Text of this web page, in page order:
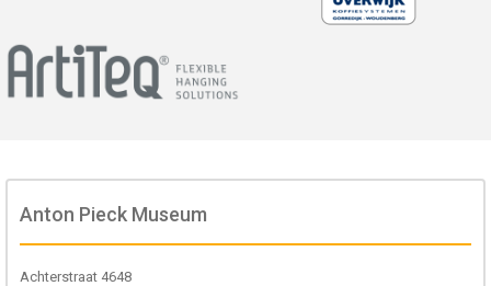
Anton Pieck Museum
Achterstraat 4648